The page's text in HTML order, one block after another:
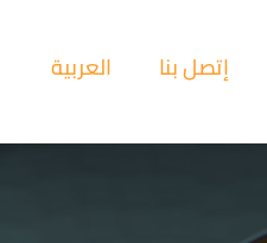
إتصل بنا العربية